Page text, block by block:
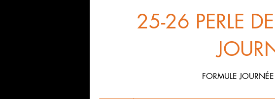
25-26 PERLE
FORMULE